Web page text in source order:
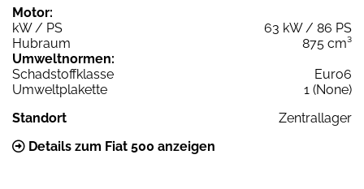
Motor:
kW / PS
63 kW / 86 PS
Hubraum
875 cm³
Umweltnormen:
Schadstoffklasse
Euro6
Umweltplakette
1 (None)
Standort
Zentrallager
Details zum Fiat 500 anzeigen